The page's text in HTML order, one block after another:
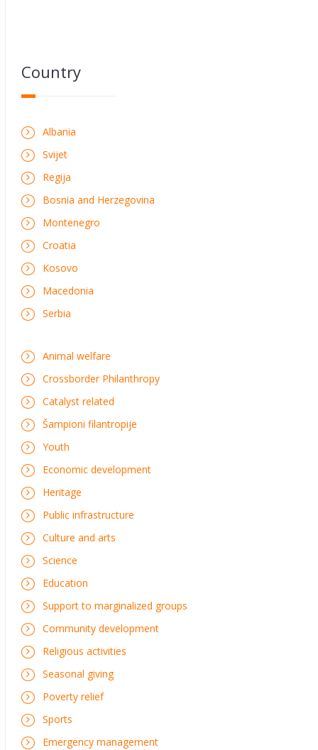
Country
Albania
Svijet
Regija
Bosnia and Herzegovina
Montenegro
Croatia
Kosovo
Macedonia
Serbia
Animal welfare
Crossborder Philanthropy
Catalyst related
Šampioni filantropije
Youth
Economic development
Heritage
Public infrastructure
Culture and arts
Science
Education
Support to marginalized groups
Community development
Religious activities
Seasonal giving
Poverty relief
Sports
Emergency management